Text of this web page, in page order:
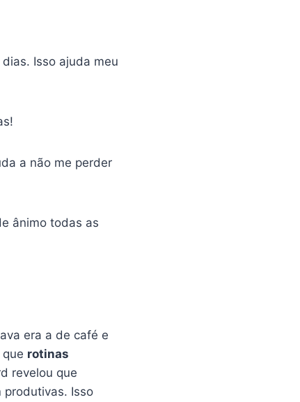
Isso ajuda meu
a não me perder
ânimo todas as
era a de café e
rotinas
revelou que
produtivas. Isso